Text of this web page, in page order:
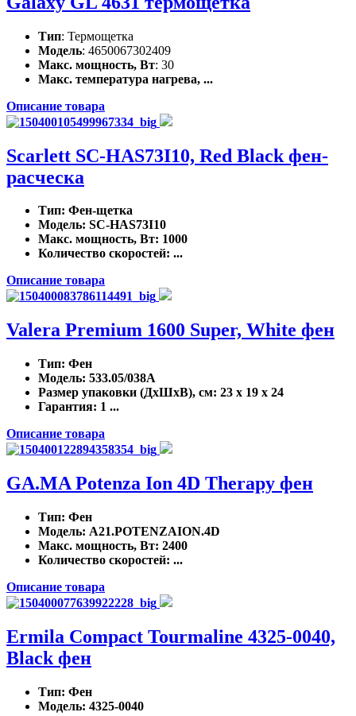
Тип: Термощетка
Модель: 4650067302409
Макс. мощность, Вт: 30
Макс. температура нагрева, ...
Описание товара
Scarlett SC-HAS73I10, Red Black фен-
расческа
Тип: Фен-щетка
Модель: SC-HAS73I10
Макс. мощность, Вт: 1000
Количество скоростей: ...
Описание товара
Valera Premium 1600 Super, White фен
Тип: Фен
Модель: 533.05/038A
Размер упаковки (ДхШхВ), см: 23 x 19 x 24
Гарантия: 1 ...
Описание товара
GA.MA Potenza Ion 4D Therapy фен
Тип: Фен
Модель: A21.POTENZAION.4D
Макс. мощность, Вт: 2400
Количество скоростей: ...
Описание товара
Ermila Compact Tourmaline 4325-0040,
Black фен
Тип: Фен
Модель: 4325-0040